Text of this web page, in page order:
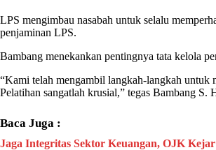
LPS mengimbau nasabah untuk selalu
penjaminan LPS.
Bambang menekankan pentingnya tata kelola
“Kami telah mengambil langkah-langkah untuk
Pelatihan sangatlah krusial,” tegas Bambang S.
Baca Juga :
Jaga Integritas Sektor Keuangan, OJK